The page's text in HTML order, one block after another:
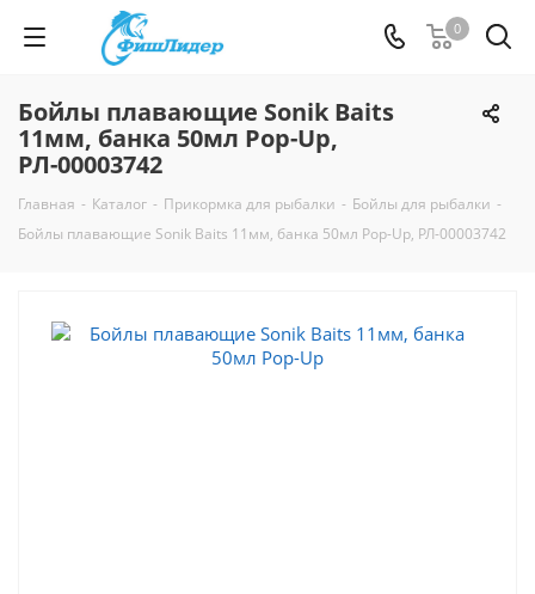
0
Бойлы плавающие Sonik Baits
11мм, банка 50мл Pop-Up,
РЛ-00003742
Главная - Каталог - Прикормка для рыбалки - Бойлы для рыбалки -
Бойлы плавающие Sonik Baits 11мм, банка 50мл Pop-Up, РЛ-00003742